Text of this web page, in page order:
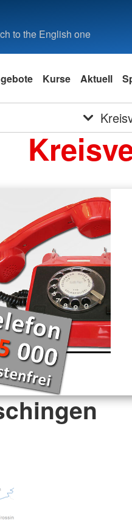
to the English one
Kurse Aktuell